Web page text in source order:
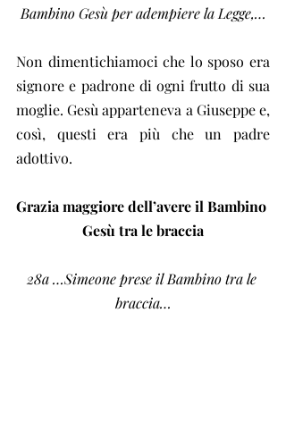
Bambino Gesù per adempiere la Legge,…
Non dimentichiamoci che lo sposo era
signore e padrone di ogni frutto di sua
moglie. Gesù apparteneva a Giuseppe e,
così, questi era più che un padre
adottivo.
Grazia maggiore dell’avere il Bambino
Gesù tra le braccia
28a …Simeone prese il Bambino tra le
braccia…